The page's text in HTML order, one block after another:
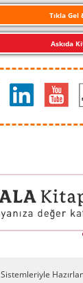
Tıkla Gel
Askıda
Sistemleriyle